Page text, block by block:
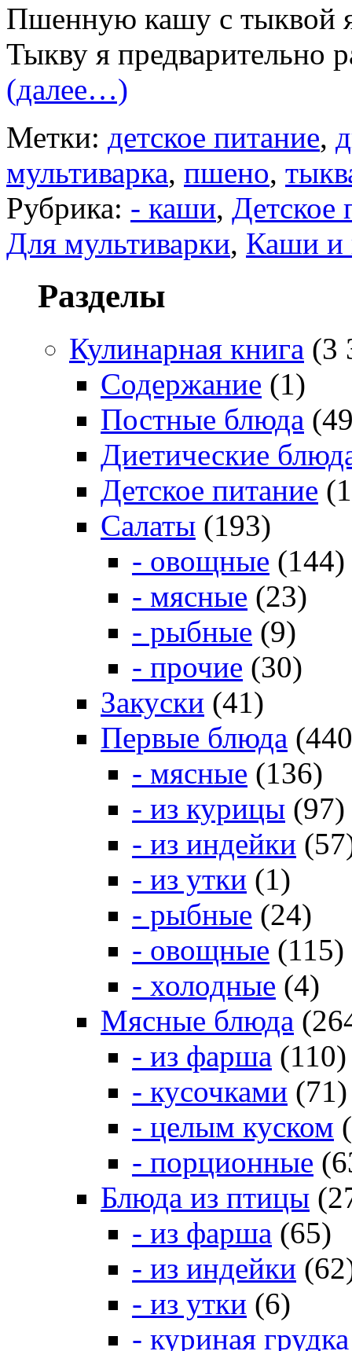
Пшенную кашу с тыквой
Тыкву я предварительно
(далее…)
Метки: детское питание,
мультиварка, пшено,
Рубрика: - каши, Детское
Для мультиварки, Каши и
Разделы
Кулинарная книга (3
Содержание (1)
Постные блюда
Диетические
Детское питание
Салаты (193)
- овощные (144)
- мясные (23)
- рыбные (9)
- прочие (30)
Закуски (41)
Первые блюда
- мясные (136)
- из курицы (97)
- из индейки
- из утки (1)
- рыбные (24)
- овощные (115)
- холодные (4)
Мясные блюда
- из фарша (110)
- кусочками (71)
- целым куском
- порционные
Блюда из птицы
- из фарша (65)
- из индейки
- из утки (6)
- куриная грудка